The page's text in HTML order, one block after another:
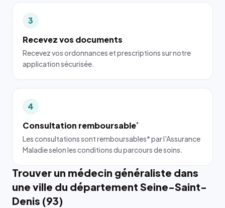
3
Recevez vos documents
Recevez vos ordonnances et prescriptions sur notre
application sécurisée.
4
Consultation remboursable*
Les consultations sont remboursables* par l'Assurance
Maladie selon les conditions du parcours de soins.
Trouver un médecin généraliste dans
une ville du département Seine-Saint-
Denis (93)